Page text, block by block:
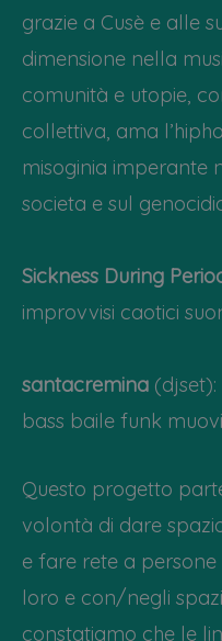
grazie a Cusè e alle
dimensione nella
comunità e utopie,
collettiva, ama
misoginia imperante
societa e sul
Sickness During
improvvisi caotici
santacremina (djset):
bass baile funk
Questo progetto
volontà di dare
e fare rete a persone
loro e con/negli
constatiamo che le